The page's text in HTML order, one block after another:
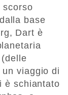
scorso
base
Dart è
viaggio di
è schiantato